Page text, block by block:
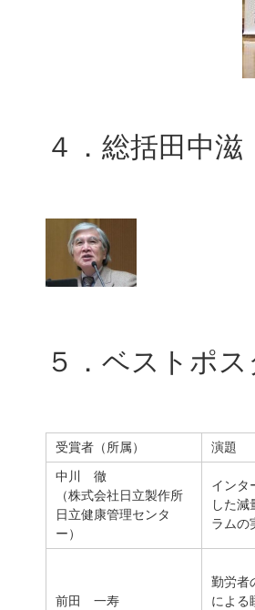
４．総括田中
５．ベストポ
受賞者（所属） 演題
中川 徹
（株式会社日立製作所
日立健康管理センタ
ー）
インタ
した減
ラムの
前田 一寿
勤労者
による